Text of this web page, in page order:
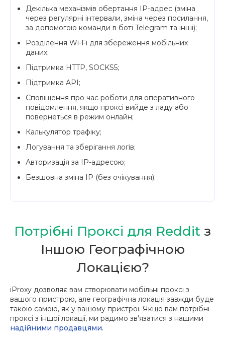
Декілька механізмів обертання IP-адрес (зміна
через регулярні інтервали, зміна через посилання,
за допомогою команди в боті Telegram та інші);
Розділення Wi-Fi для збереження мобільних
даних;
Підтримка HTTP, SOCKS5;
Підтримка API;
Сповіщення про час роботи для оперативного
повідомлення, якщо проксі вийде з ладу або
повернеться в режим онлайн;
Калькулятор трафіку;
Логування та зберігання логів;
Авторизація за IP-адресою;
Безшовна зміна IP (без очікування).
Потрібні Проксі для Reddit з
Iншою Географічною
Локацією?
iProxy дозволяє вам створювати мобільні проксі з
вашого пристрою, але географічна локація завжди буде
такою самою, як у вашому пристрої. Якщо вам потрібні
проксі з іншої локації, ми радимо зв'язатися з нашими
надійними продавцями.